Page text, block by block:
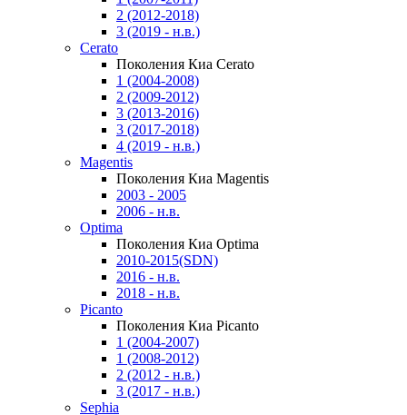
2 (2012-2018)
3 (2019 - н.в.)
Cerato
Поколения Киа Cerato
1 (2004-2008)
2 (2009-2012)
3 (2013-2016)
3 (2017-2018)
4 (2019 - н.в.)
Magentis
Поколения Киа Magentis
2003 - 2005
2006 - н.в.
Optima
Поколения Киа Optima
2010-2015(SDN)
2016 - н.в.
2018 - н.в.
Picanto
Поколения Киа Picanto
1 (2004-2007)
1 (2008-2012)
2 (2012 - н.в.)
3 (2017 - н.в.)
Sephia